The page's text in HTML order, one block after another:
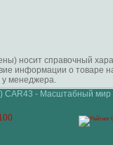
носит справочный
информации о
у менеджера.
CAR43 - Масштабный мир